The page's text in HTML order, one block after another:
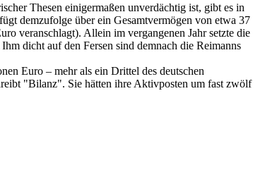
Thesen einigermaßen unverdächtig ist, gibt es in
demzufolge über ein Gesamtvermögen von etwa 37
veranschlagt). Allein im vergangenen Jahr setzte die
dicht auf den Fersen sind demnach die Reimanns
Euro – mehr als ein Drittel des deutschen
"Bilanz". Sie hätten ihre Aktivposten um fast zwölf